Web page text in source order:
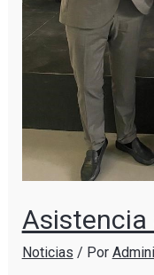
Asistencia
Noticias / Por